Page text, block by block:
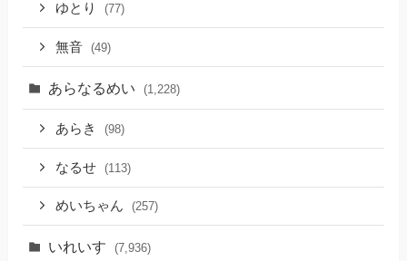
ゆとり (77)
無音 (49)
あらなるめい (1,228)
あらき (98)
なるせ (113)
めいちゃん (257)
いれいす (7,936)